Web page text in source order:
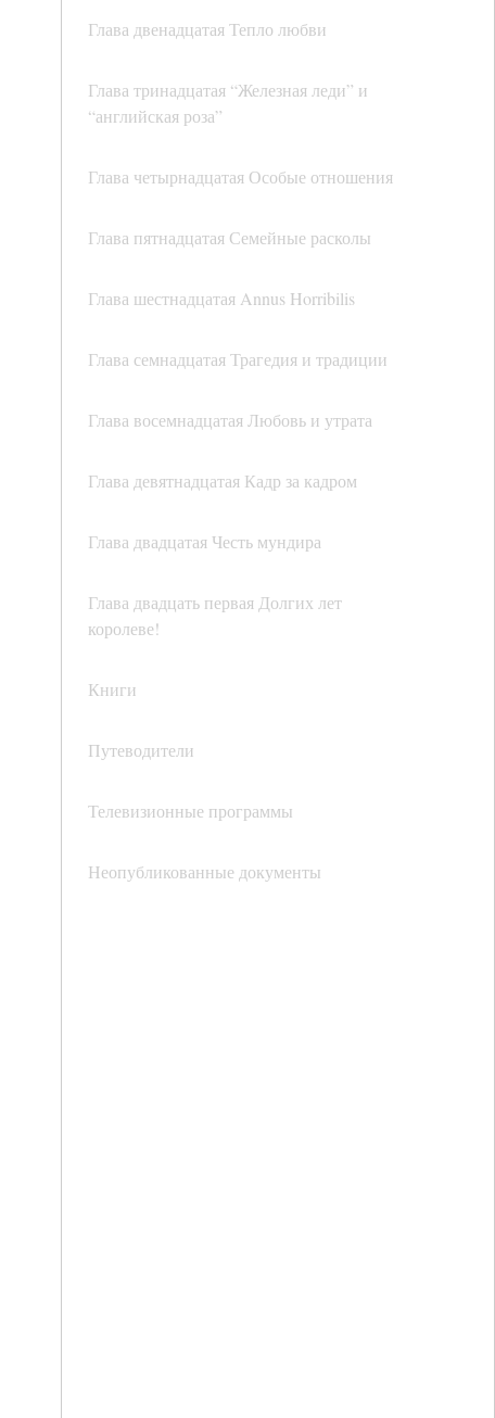
Глава двенадцатая Тепло любви
Глава тринадцатая “Железная леди” и
“английская роза”
Глава четырнадцатая Особые отношения
Глава пятнадцатая Семейные расколы
Глава шестнадцатая Annus Horribilis
Глава семнадцатая Трагедия и традиции
Глава восемнадцатая Любовь и утрата
Глава девятнадцатая Кадр за кадром
Глава двадцатая Честь мундира
Глава двадцать первая Долгих лет
королеве!
Книги
Путеводители
Телевизионные программы
Неопубликованные документы